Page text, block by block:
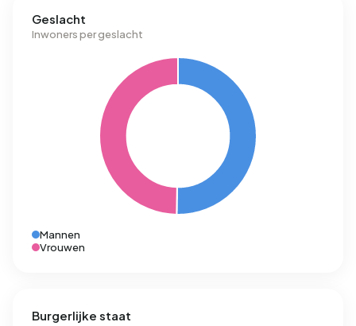
Geslacht
Inwoners per geslacht
Mannen
Vrouwen
Burgerlijke staat